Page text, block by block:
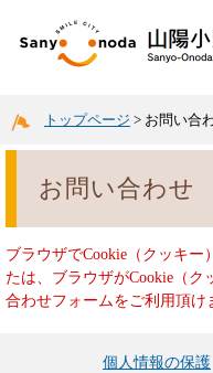
トップページ > お問い合
お問い合わせ
ブラウザでCookie（クッキー
たは、ブラウザがCookie（
合わせフォームをご利用頂け
個人情報の保護